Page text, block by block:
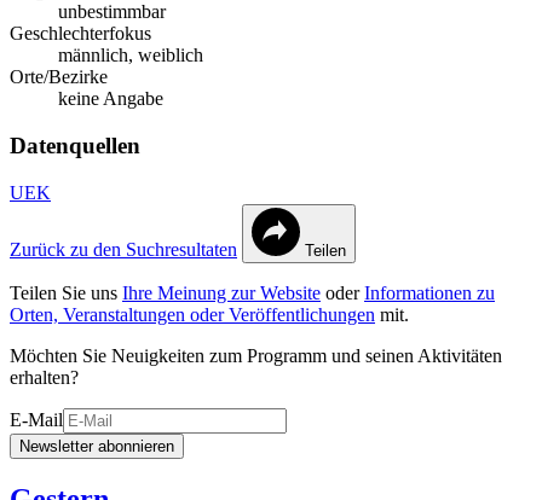
unbestimmbar
Geschlechterfokus
männlich, weiblich
Orte/Bezirke
keine Angabe
Datenquellen
UEK
Zurück zu den Suchresultaten Teilen
Teilen Sie uns Ihre Meinung zur Website oderInformationen zu
Orten, Veranstaltungen oder Veröffentlichungen mit.
Möchten Sie Neuigkeiten zum Programm und seinen Aktivitäten
erhalten?
E-Mail
Newsletter abonnieren